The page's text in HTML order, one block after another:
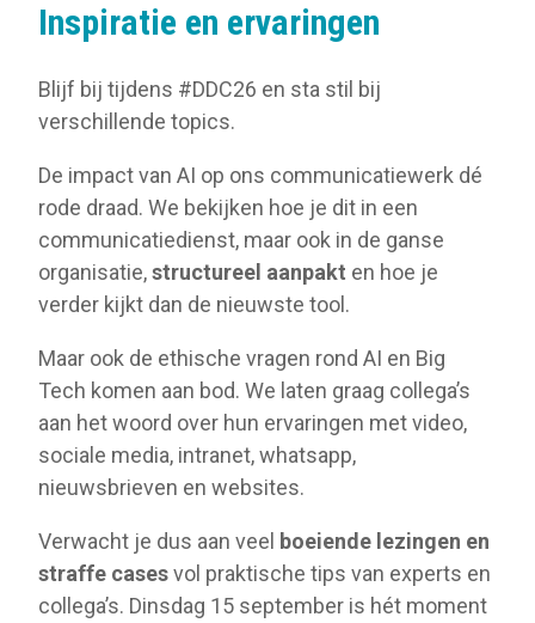
Inspiratie en ervaringen
Blijf bij tijdens #DDC26 en sta stil bij
verschillende topics.
De impact van AI op ons communicatiewerk dé
rode draad. We bekijken hoe je dit in een
communicatiedienst, maar ook in de ganse
organisatie,structureel aanpakt en hoe je
verder kijkt dan de nieuwste tool.
Maar ook de ethische vragen rond AI en Big
Tech komen aan bod. We laten graag collega’s
aan het woord over hun ervaringen met video,
sociale media, intranet, whatsapp,
nieuwsbrieven en websites.
Verwacht je dus aan veel boeiende lezingen en
straffe casesvol praktische tips van experts en
collega’s. Dinsdag 15 september is hét moment